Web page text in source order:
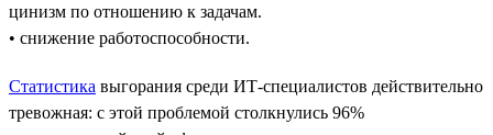
цинизм по отношению к задачам.
• снижение работоспособности.
Статистика выгорания среди ИТ-специалистов действительно
тревожная: с этой проблемой столкнулись 96%